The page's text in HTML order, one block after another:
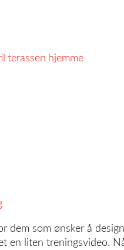
terassen hjemme
dem som ønsker å
en liten treningsvideo.